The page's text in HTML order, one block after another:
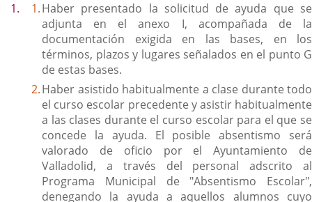
Haber presentado la solicitud de ayuda que se
adjunta en el anexo I, acompañada de la
documentación exigida en las bases, en los
términos, plazos y lugares señalados en el punto G
de estas bases.
Haber asistido habitualmente a clase durante todo
el curso escolar precedente y asistir habitualmente
a las clases durante el curso escolar para el que se
concede la ayuda. El posible absentismo será
valorado de oficio por el Ayuntamiento de
Valladolid, a través del personal adscrito al
Programa Municipal de "Absentismo Escolar",
denegando la ayuda a aquellos alumnos cuyo